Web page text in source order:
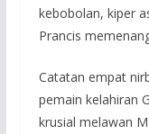
kebobolan, kiper
Prancis
Catatan empat
pemain kelahiran
krusial melawan